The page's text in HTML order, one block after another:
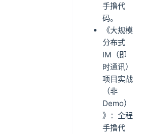
手撸代
码。
《大规模
分布式
IM（即
时通讯）
项目实战
（非
Demo）
》：全程
手撸代